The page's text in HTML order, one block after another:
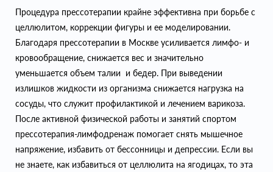
Процедура прессотерапии крайне эффективна при борьбе с
целлюлитом, коррекции фигуры и ее моделировании.
Благодаря прессотерапии в Москве усиливается лимфо- и
кровообращение, снижается вес и значительно
уменьшается объем талии и бедер. При выведении
излишков жидкости из организма снижается нагрузка на
сосуды, что служит профилактикой и лечением варикоза.
После активной физической работы и занятий спортом
прессотерапия-лимфодренаж помогает снять мышечное
напряжение, избавить от бессонницы и депрессии. Если вы
не знаете, как избавиться от целлюлита на ягодицах, то эта